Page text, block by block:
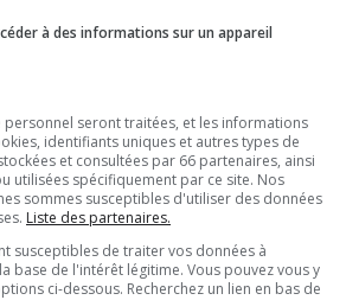
sont formées de travailleurs
à des informations sur un appareil
personnel seront traitées, et les informations
identifiants uniques et autres types de
et consultées par 66 partenaires, ainsi
utilisées spécifiquement par ce site. Nos
sommes susceptibles d'utiliser des données
Liste des partenaires.
susceptibles de traiter vos données à
base de l'intérêt légitime. Vous pouvez vous y
ci-dessous. Recherchez un lien en bas de